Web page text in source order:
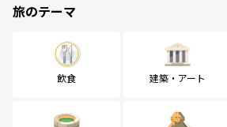
旅のテーマ
飲食 建築・アート